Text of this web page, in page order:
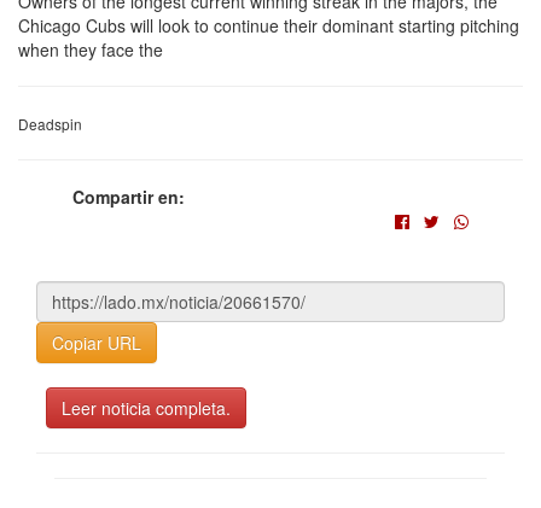
Chicago Cubs will look to continue their dominant starting pitching
when they face the
Deadspin
Compartir en:
Copiar URL
Leer noticia completa.